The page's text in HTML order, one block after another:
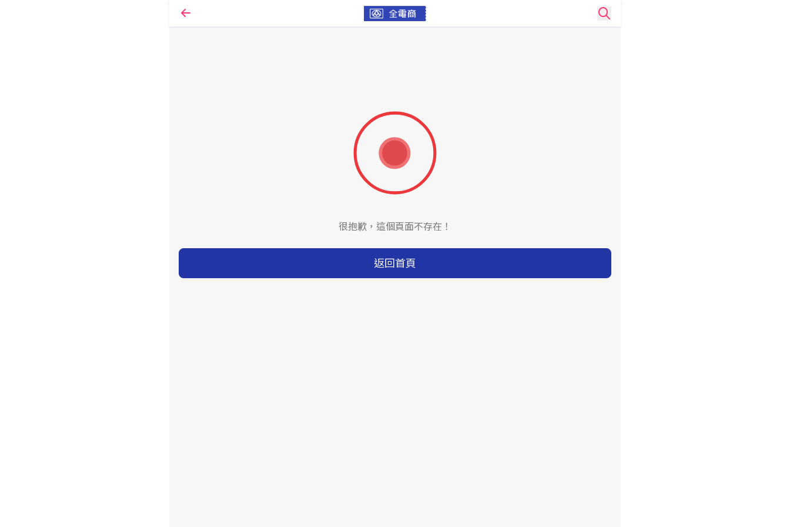
很抱歉，這個頁面不存在！
返回首頁